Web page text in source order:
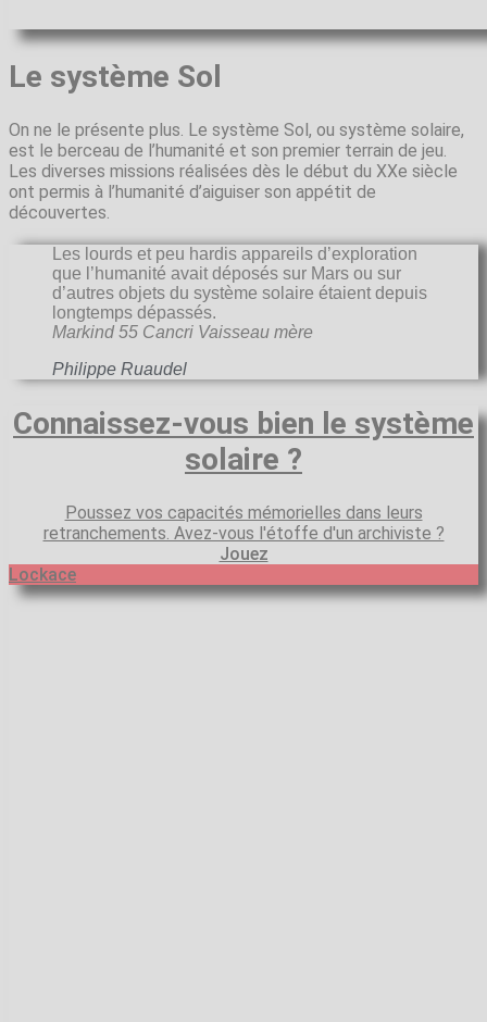
Le système Sol
On ne le présente plus. Le système Sol, ou système solaire,
est le berceau de l’humanité et son premier terrain de jeu.
Les diverses missions réalisées dès le début du XXe siècle
ont permis à l’humanité d’aiguiser son appétit de
découvertes.
Les lourds et peu hardis appareils d’exploration
que l’humanité avait déposés sur Mars ou sur
d’autres objets du système solaire étaient depuis
longtemps dépassés.
Markind 55 Cancri Vaisseau mère
Philippe Ruaudel
Connaissez-vous bien le système
solaire ?
Poussez vos capacités mémorielles dans leurs
retranchements. Avez-vous l'étoffe d'un archiviste ?
Jouez
Lockace